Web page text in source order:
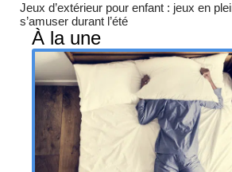
Jeux d’extérieur pour enfant : jeux en
s’amuser durant l’été
À la une